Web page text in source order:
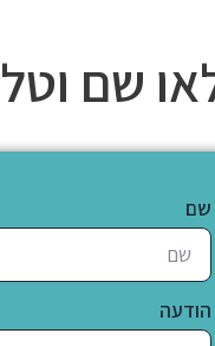
שם
שם
הודעה